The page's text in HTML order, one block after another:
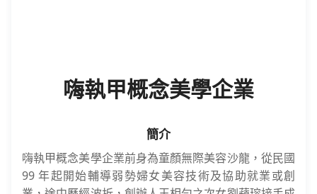
嗨執甲概念美學企業
簡介
嗨執甲概念美學企業前身為童顏無際美容沙龍，從民國
99 年起開始輔導弱勢婦女美容技術及協助就業或創